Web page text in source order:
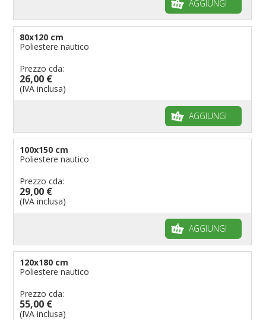
AGGIUNGI
80x120 cm
Poliestere nautico
Prezzo cda:
26,00 €
(IVA inclusa)
AGGIUNGI
100x150 cm
Poliestere nautico
Prezzo cda:
29,00 €
(IVA inclusa)
AGGIUNGI
120x180 cm
Poliestere nautico
Prezzo cda:
55,00 €
(IVA inclusa)